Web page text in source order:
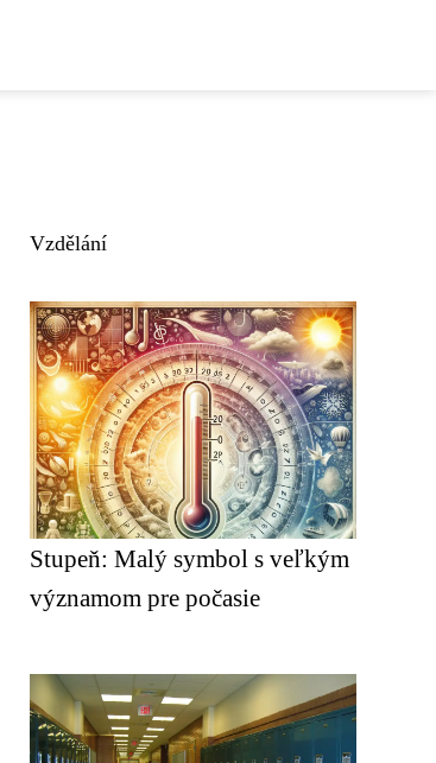
Vzdělání
Stupeň: Malý symbol s veľkým
významom pre počasie